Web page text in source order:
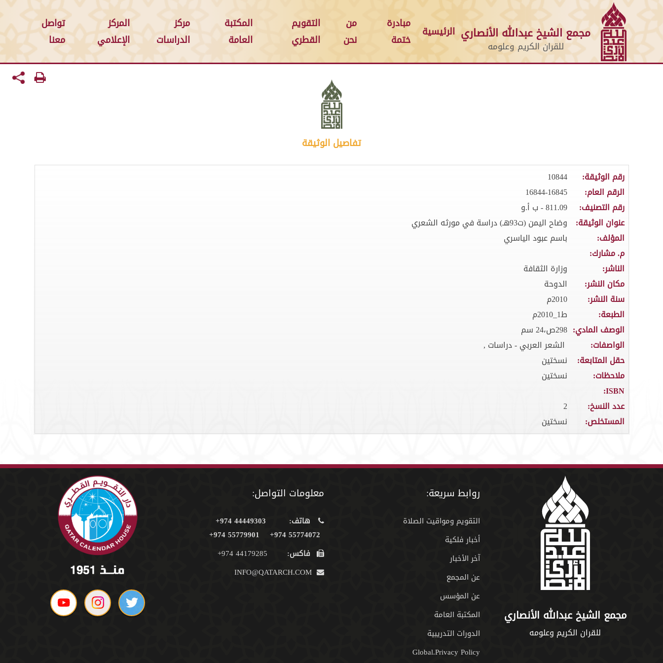
مجمع الشيخ عبدالله الأنصاري
للقران الكريم وعلومه
الرئيسية
مبادرة
ختمة
من
نحن
التقويم
القطري
المكتبة
العامة
مركز
الدراسات
المركز
الإعلامي
تواصل
معنا
تفاصيل الوثيقة
رقم الوثيقة:
10844
الرقم العام:
16844-16845
رقم التصنيف:
811.09 - ب أ.و
عنوان الوثيقة:
وضاح اليمن (ت93هـ) دراسة في مورثه الشعري
المؤلف:
باسم عبود الياسري
م. مشارك:
الناشر:
وزارة الثقافة
مكان النشر:
الدوحة
سنة النشر:
2010م
الطبعة:
ط1_2010م
الوصف المادي: 298ص،24 سم
الواصفات:
الشعر العربي - دراسات ,
حقل المتابعة:
نسختين
ملاحظات:
نسختين
ISBN:
عدد النسخ:
2
المستخلص:
نسختين
مجمع الشيخ عبدالله الأنصاري
للقران الكريم وعلومه
روابط سريعة:
التقويم ومواقيت الصلاة
أخبار فلكية
آخر الأخبار
عن المجمع
عن المؤسس
المكتبة العامة
الدورات التدريبية
Global.Privacy Policy
معلومات التواصل:
هاتف:
44449303 974+
55774072 974+
55779901 974+
فاكس: